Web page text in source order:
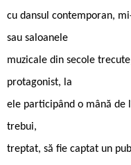
cu dansul contemporan,
sau saloanele
muzicale din secole
protagonist, la
ele participând o mână de
trebui,
treptat, să fie captat un